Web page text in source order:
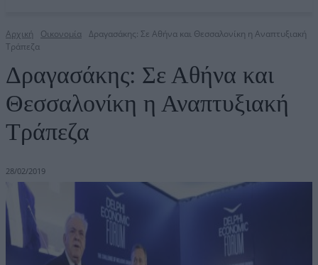
Αρχική Οικονομία Δραγασάκης: Σε Αθήνα και Θεσσαλονίκη η Αναπτυξιακή
Τράπεζα
Δραγασάκης: Σε Αθήνα και
Θεσσαλονίκη η Αναπτυξιακή
Τράπεζα
28/02/2019